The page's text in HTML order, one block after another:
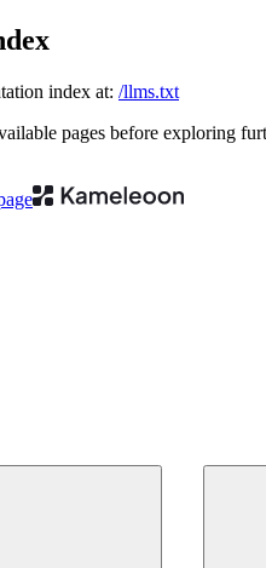
index at: /llms.txt
pages before exploring